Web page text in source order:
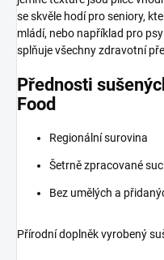
se skvěle hodí pro seniory,
mládí, nebo například pro
splňuje všechny zdravotní
Přednosti
Food
Regionální surovina
Šetrně zpracované
Bez umělých a
Přírodní doplněk vyrobený